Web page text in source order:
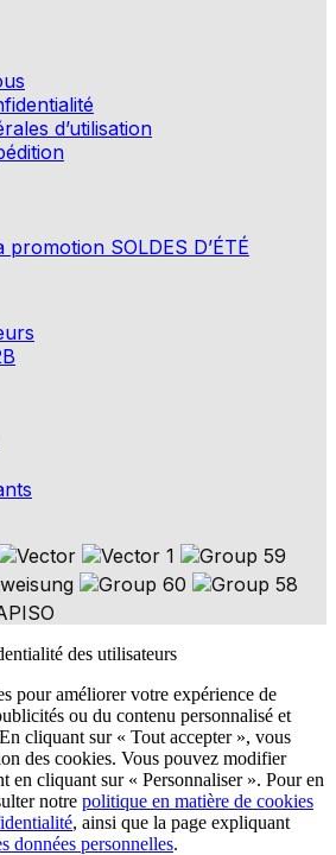
d’utilisation
promotion SOLDES D’ÉTÉ
des utilisateurs
pour améliorer votre expérience de
ou du contenu personnalisé et
cliquant sur « Tout accepter », vous
des cookies. Vous pouvez modifier
en cliquant sur « Personnaliser ». Pour en
notre politique en matière de cookies
, ainsi que la page expliquant
données personnelles.